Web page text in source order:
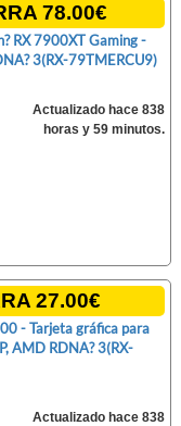
78.00€
RX 7900XT Gaming -
3(RX-79TMERCU9)
Actualizado hace 838
horas y 59 minutos.
27.00€
- Tarjeta gráfica para
AMD RDNA? 3(RX-
Actualizado hace 838